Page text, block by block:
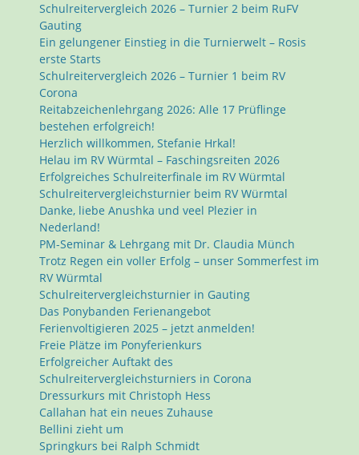
Schulreitervergleich 2026 – Turnier 2 beim RuFV
Gauting
Ein gelungener Einstieg in die Turnierwelt – Rosis
erste Starts
Schulreitervergleich 2026 – Turnier 1 beim RV
Corona
Reitabzeichenlehrgang 2026: Alle 17 Prüflinge
bestehen erfolgreich!
Herzlich willkommen, Stefanie Hrkal!
Helau im RV Würmtal – Faschingsreiten 2026
Erfolgreiches Schulreiterfinale im RV Würmtal
Schulreitervergleichsturnier beim RV Würmtal
Danke, liebe Anushka und veel Plezier in
Nederland!
PM-Seminar & Lehrgang mit Dr. Claudia Münch
Trotz Regen ein voller Erfolg – unser Sommerfest im
RV Würmtal
Schulreitervergleichsturnier in Gauting
Das Ponybanden Ferienangebot
Ferienvoltigieren 2025 – jetzt anmelden!
Freie Plätze im Ponyferienkurs
Erfolgreicher Auftakt des
Schulreitervergleichsturniers in Corona
Dressurkurs mit Christoph Hess
Callahan hat ein neues Zuhause
Bellini zieht um
Springkurs bei Ralph Schmidt